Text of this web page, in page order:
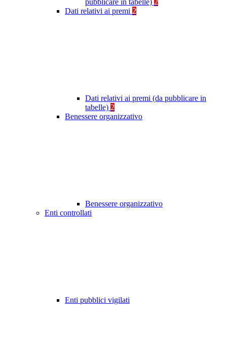
pubblicare in tabelle) 2
Dati relativi ai premi 2
Dati relativi ai premi (da pubblicare in
tabelle) 2
Benessere organizzativo
Benessere organizzativo
Enti controllati
Enti pubblici vigilati